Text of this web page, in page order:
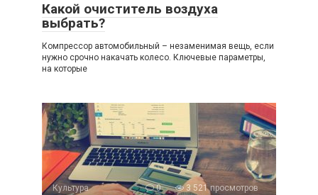
Какой очиститель воздуха
выбрать?
Компрессор автомобильный – незаменимая вещь, если
нужно срочно накачать колесо. Ключевые параметры,
на которые
Культура 0 3 521 просмотров